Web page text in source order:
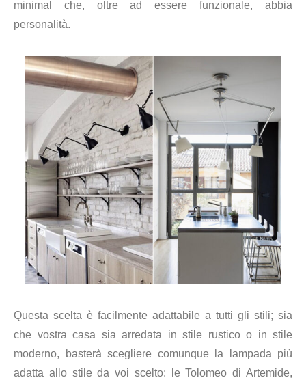
minimal che, oltre ad essere funzionale, abbia
personalità.
Questa scelta è facilmente adattabile a tutti gli stili; sia
che vostra casa sia arredata in stile rustico o in stile
moderno, basterà scegliere comunque la lampada più
adatta allo stile da voi scelto: le Tolomeo di Artemide,